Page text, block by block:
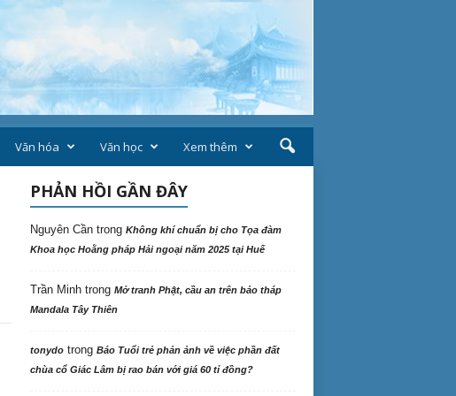
Văn hóa Văn học Xem thêm
PHẢN HỒI GẦN ĐÂY
Nguyên Cầntrong Không khí chuẩn bị cho Tọa đàm
Khoa học Hoằng pháp Hải ngoại năm 2025 tại Huế
Trần Minhtrong Mở tranh Phật, cầu an trên bảo tháp
Mandala Tây Thiên
tonydotrong Báo Tuổi trẻ phản ảnh về việc phần đất
chùa cổ Giác Lâm bị rao bán với giá 60 tỉ đồng?